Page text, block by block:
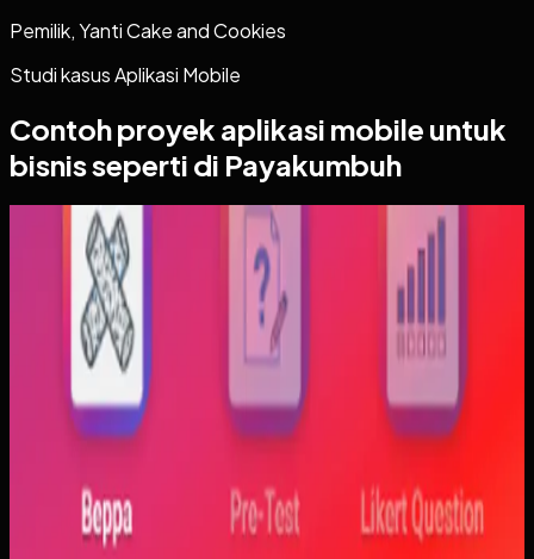
Pemilik, Yanti Cake and Cookies
Studi kasusAplikasi Mobile
Contoh proyek aplikasi mobile untuk
bisnis seperti di Payakumbuh
Aplikasi Mobile
Trajectfika
Trajectfika
Sebelumnya
Mahasiswa sering kesulitan menghubungkan persamaan
matematis dengan perilaku fisik yang sebenarnya,
konsisten. Materi yang hanya tampil statis juga membuat
konsep perubahan fase dan perilaku sistem sulit
dibayangkan.